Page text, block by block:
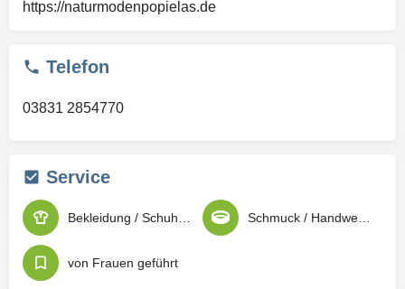
https://naturmodenpopielas.de
Telefon
03831 2854770
Service
von Frauen geführt